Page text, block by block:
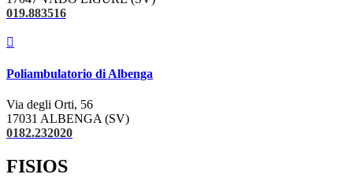
019.883516

Poliambulatorio di Albenga
Via degli Orti, 56
17031 ALBENGA (SV)
0182.232020
FISIOS